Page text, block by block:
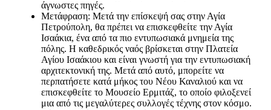
άγνωστες πηγές.
Μετάφραση: Μετά την επίσκεψή σας στην Αγία
Πετρούπολη, θα πρέπει να επισκεφθείτε την Αγία
Ισαάκια, ένα από τα πιο εντυπωσιακά μνημεία της
πόλης. Η καθεδρικός ναός βρίσκεται στην Πλατεία
Αγίου Ισαάκιου και είναι γνωστή για την εντυπωσιακή
αρχιτεκτονική της. Μετά από αυτό, μπορείτε να
περπατήσετε κατά μήκος του Νέου Καναλιού και να
επισκεφθείτε το Μουσείο Ερμιτάζ, το οποίο φιλοξενεί
μια από τις μεγαλύτερες συλλογές τέχνης στον κόσμο.